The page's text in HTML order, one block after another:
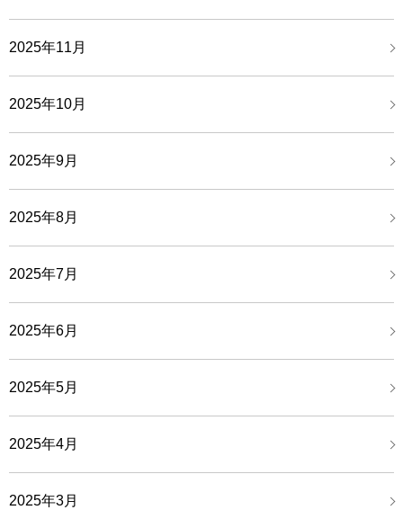
2025年11月
2025年10月
2025年9月
2025年8月
2025年7月
2025年6月
2025年5月
2025年4月
2025年3月